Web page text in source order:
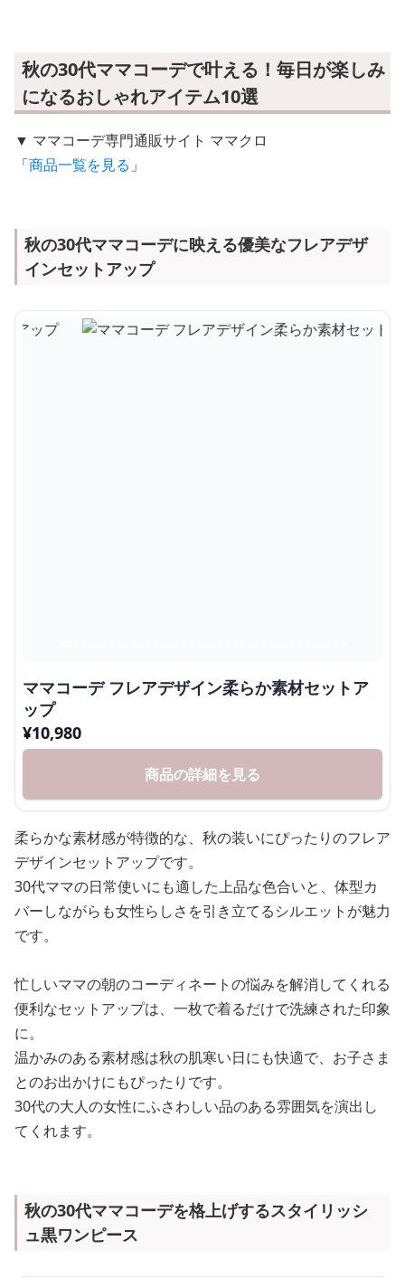
秋の30代ママコーデで叶える！毎日が楽しみ
になるおしゃれアイテム10選
▼ ママコーデ専門通販サイト ママクロ
「商品一覧を見る 」
秋の30代ママコーデに映える優美なフレアデザ
インセットアップ
ママコーデ フレアデザイン柔らか素材セットア
ップ
¥10,980
商品の詳細を見る
柔らかな素材感が特徴的な、秋の装いにぴったりのフレア
デザインセットアップです。
30代ママの日常使いにも適した上品な色合いと、体型カ
バーしながらも女性らしさを引き立てるシルエットが魅力
です。
忙しいママの朝のコーディネートの悩みを解消してくれる
便利なセットアップは、一枚で着るだけで洗練された印象
に。
温かみのある素材感は秋の肌寒い日にも快適で、お子さま
とのお出かけにもぴったりです。
30代の大人の女性にふさわしい品のある雰囲気を演出し
てくれます。
秋の30代ママコーデを格上げするスタイリッシ
ュ黒ワンピース